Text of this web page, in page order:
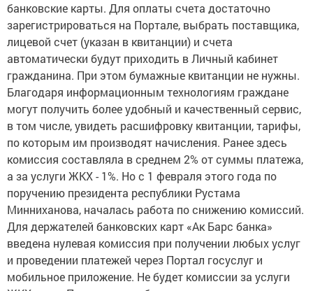
банковские карты. Для оплаты счета достаточно
зарегистрироваться на Портале, выбрать поставщика,
лицевой счет (указан в квитанции) и счета
автоматически будут приходить в Личный кабинет
гражданина. При этом бумажные квитанции не нужны.
Благодаря информационным технологиям граждане
могут получить более удобный и качественный сервис,
в том числе, увидеть расшифровку квитанции, тарифы,
по которым им производят начисления. Ранее здесь
комиссия составляла в среднем 2% от суммы платежа,
а за услуги ЖКХ - 1%. Но с 1 февраля этого года по
поручению президента республики Рустама
Минниханова, началась работа по снижению комиссий.
Для держателей банковских карт «Ак Барс банка»
введена нулевая комиссия при получении любых услуг
и проведении платежей через Портал госуслуг и
мобильное приложение. Не будет комиссии за услуги